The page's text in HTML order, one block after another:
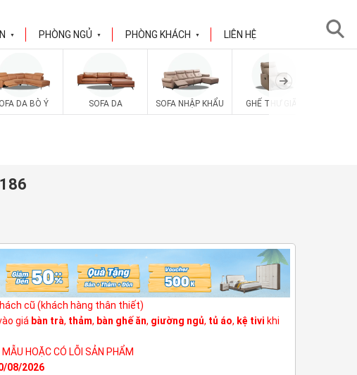
▼ PHÒNG NGỦ ▼ PHÒNG KHÁCH ▼ LIÊN HỆ
DA BÒ Ý SOFA DA SOFA NHẬP KHẨU GHẾ THƯ GIÃN
cũ (khách hàng thân thiết)
giá bàn trà, thảm, bàn ghế ăn, giường ngủ, tủ áo, kệ tivi khi
HOẶC CÓ LỖI SẢN PHẨM
08/2026